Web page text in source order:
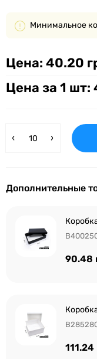
Минимальное
Цена: 40.20
Цена за 1 шт:
Дополнительные
90.48
111.24